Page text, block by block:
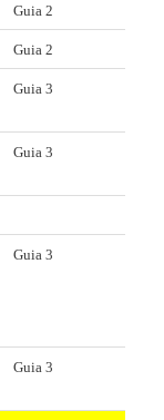
Guia 2
Guia 2
Guia 3
Guia 3
Guia 3
Guia 3